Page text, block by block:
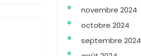
novembre 2024
octobre 2024
septembre 2024